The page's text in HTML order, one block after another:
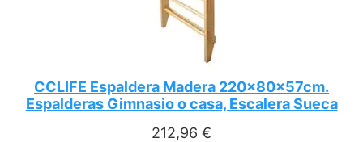
CCLIFE Espaldera Madera 220x80x57cm.
Espalderas Gimnasio o casa, Escalera Sueca
212,96 €